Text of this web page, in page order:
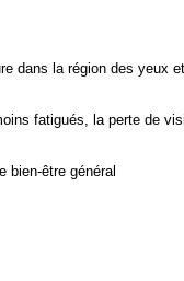
dans la région des yeux
fatigués, la perte de
bien-être général